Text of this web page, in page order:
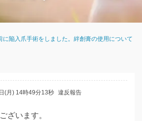
に陥入爪手術をしました。絆創膏の使用について
(月) 14時49分13秒 違反報告
ざいます。